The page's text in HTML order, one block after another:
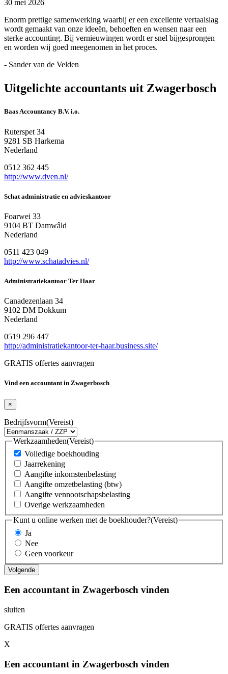
30 mei 2026
Enorm prettige samenwerking waarbij er een excellente vertaalslag
wordt gemaakt van onze ideeën, behoeften en wensen naar een
sterke accounting. Bij vernieuwingen wordt er snel bijgesprongen
en worden wij goed meegenomen in het proces.
- Sander van de Velden
Uitgelichte accountants uit Zwagerbosch
Baas Accountancy B.V. i.o.
Ruterspet 34
9281 SB Harkema
Nederland
0512 362 445
http://www.dven.nl/
Schat administratie en advieskantoor
Foarwei 33
9104 BT Damwâld
Nederland
0511 423 049
http://www.schatadvies.nl/
Administratiekantoor Ter Haar
Canadezenlaan 34
9102 DM Dokkum
Nederland
0519 296 447
http://administratiekantoor-ter-haar.business.site/
GRATIS offertes aanvragen
Vind een accountant in Zwagerbosch
×
Bedrijfsvorm(Vereist)
Werkzaamheden(Vereist)
Volledige boekhouding
Jaarrekening
Aangifte inkomstenbelasting
Aangifte omzetbelasting (btw)
Aangifte vennootschapsbelasting
Overige werkzaamheden
Kunt u online werken met de boekhouder?(Vereist)
Ja
Nee
Geen voorkeur
Een accountant in Zwagerbosch vinden
sluiten
GRATIS offertes aanvragen
X
Een accountant in Zwagerbosch vinden